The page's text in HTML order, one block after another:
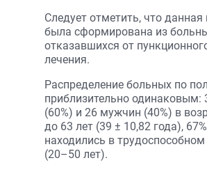
Следует отметить, что данная
была сформирована из
отказавшихся от
лечения.
Распределение больных по
приблизительно одинаковым:
(60%) и 26 мужчин (40%) в
до 63 лет (39 ± 10,82 года),
находились в трудоспособном
(20–50 лет).